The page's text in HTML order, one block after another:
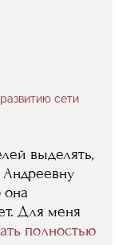
как не
как все
что-то
одна
в
сети
выделять,
Для меня
лес. А
полностью